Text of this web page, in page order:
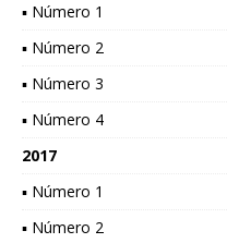
▪ Número 1
▪ Número 2
▪ Número 3
▪ Número 4
2017
▪ Número 1
▪ Número 2